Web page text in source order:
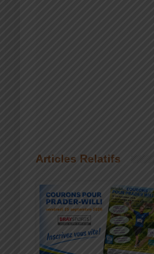
Articles Relatifs